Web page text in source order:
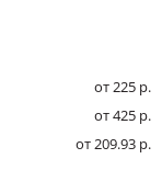
от 225 р.
от 425 р.
от 209.93 р.